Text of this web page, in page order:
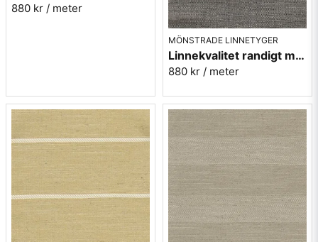
880 kr / meter
MÖNSTRADE LINNETYGER
Linnekvalitet randigt möbeltyg - svart/oblekt 940928-98 Berghem
880 kr / meter